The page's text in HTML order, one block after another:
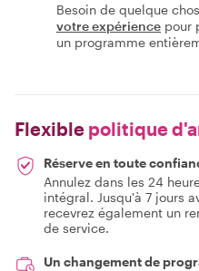
Besoin de quelque
votre expérience pour
un programme
Flexible politique
Réserve en toute
Annulez dans les 24
intégral. Jusqu'à 7 jours
recevrez également un
de service.
Un changement de